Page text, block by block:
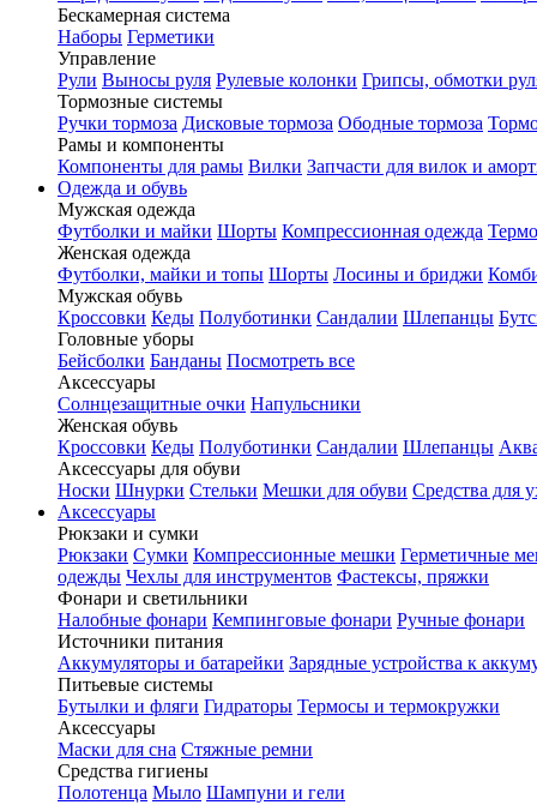
Бескамерная система
Наборы Герметики
Управление
Рули Выносы руля Рулевые колонки Грипсы, обмотки
Тормозные системы
Ручки тормоза Дисковые тормоза Ободные тормоза
Рамы и компоненты
Компоненты для рамы Вилки Запчасти для вилок и
Одежда и обувь
Мужская одежда
Футболки и майки Шорты Компрессионная одежда
Женская одежда
Футболки, майки и топы Шорты Лосины и бриджи
Мужская обувь
Кроссовки Кеды Полуботинки Сандалии Шлепанцы
Головные уборы
Бейсболки Банданы Посмотреть все
Аксессуары
Солнцезащитные очки Напульсники
Женская обувь
Кроссовки Кеды Полуботинки Сандалии Шлепанцы
Аксессуары для обуви
Носки Шнурки Стельки Мешки для обуви Средства для
Аксессуары
Рюкзаки и сумки
Рюкзаки Сумки Компрессионные мешки Герметичные
одежды Чехлы для инструментов Фастексы, пряжки
Фонари и светильники
Налобные фонари Кемпинговые фонари Ручные фонари
Источники питания
Аккумуляторы и батарейки Зарядные устройства к
Питьевые системы
Бутылки и фляги Гидраторы Термосы и термокружки
Аксессуары
Маски для сна Стяжные ремни
Средства гигиены
Полотенца Мыло Шампуни и гели